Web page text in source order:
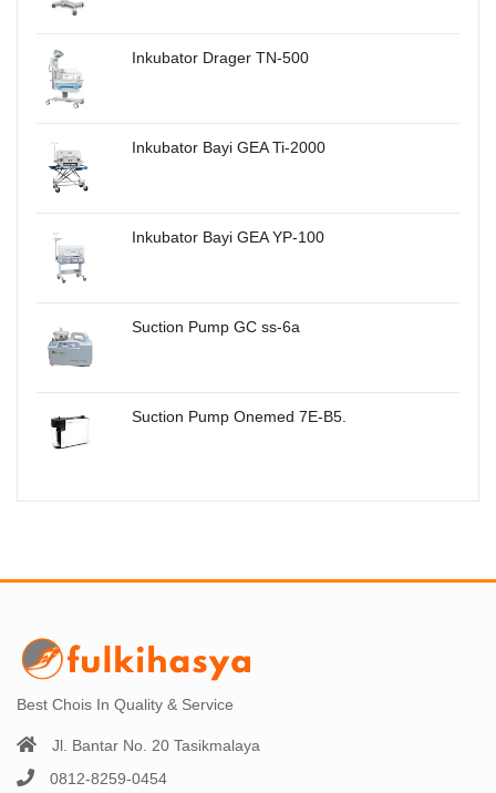
Inkubator Drager TN-500
Inkubator Bayi GEA Ti-2000
Inkubator Bayi GEA YP-100
Suction Pump GC ss-6a
Suction Pump Onemed 7E-B5.
Best Chois In Quality & Service
Jl. Bantar No. 20 Tasikmalaya
0812-8259-0454